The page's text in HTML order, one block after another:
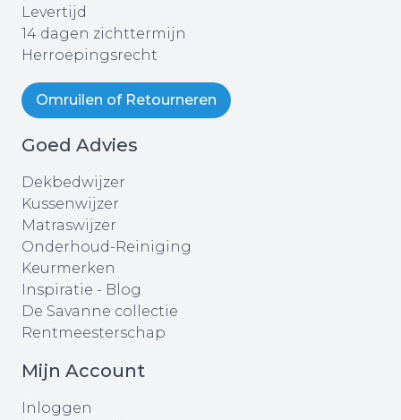
Levertijd
14 dagen zichttermijn
Herroepingsrecht
Omruilen of Retourneren
Goed Advies
Dekbedwijzer
Kussenwijzer
Matraswijzer
Onderhoud-Reiniging
Keurmerken
Inspiratie - Blog
De Savanne collectie
Rentmeesterschap
Mijn Account
Inloggen